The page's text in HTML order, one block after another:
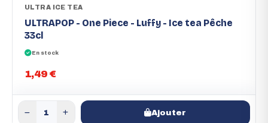
ULTRA ICE TEA
ULTRAPOP - One Piece - Luffy - Ice tea Pêche
33cl
En stock
1,49 €
Ajouter